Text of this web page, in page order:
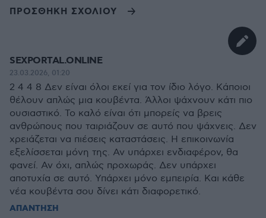
ΠΡΟΣΘΗΚΗ ΣΧΟΛΙΟΥ
SEXPORTAL.ONLINE
23.03.2026, 01:20
2 4 4 8 Δεν είναι όλοι εκεί για τον ίδιο λόγο. Κάποιοι
θέλουν απλώς μια κουβέντα. Άλλοι ψάχνουν κάτι πιο
ουσιαστικό. Το καλό είναι ότι μπορείς να βρεις
ανθρώπους που ταιριάζουν σε αυτό που ψάχνεις. Δεν
χρειάζεται να πιέσεις καταστάσεις. Η επικοινωνία
εξελίσσεται μόνη της. Αν υπάρχει ενδιαφέρον, θα
φανεί. Αν όχι, απλώς προχωράς. Δεν υπάρχει
αποτυχία σε αυτό. Υπάρχει μόνο εμπειρία. Και κάθε
νέα κουβέντα σου δίνει κάτι διαφορετικό.
ΑΠΑΝΤΗΣΗ